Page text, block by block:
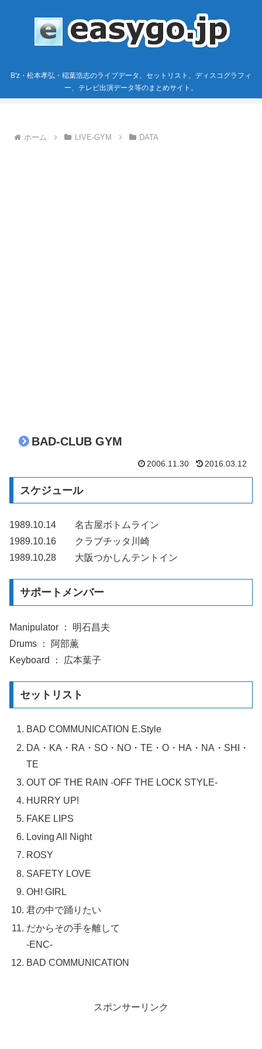
B'z・松本孝弘・稲葉浩志のライブデータ、セットリスト、ディスコグラフィ
ー、テレビ出演データ等のまとめサイト。
ホーム LIVE-GYM DATA
BAD-CLUB GYM
2006.11.30 2016.03.12
スケジュール
1989.10.14 名古屋ボトムライン
1989.10.16 クラブチッタ川崎
1989.10.28 大阪つかしんテントイン
サポートメンバー
Manipulator ： 明石昌夫
Drums ： 阿部薫
Keyboard ： 広本葉子
セットリスト
BAD COMMUNICATION E.Style
DA・KA・RA・SO・NO・TE・O・HA・NA・SHI・
TE
OUT OF THE RAIN -OFF THE LOCK STYLE-
HURRY UP!
FAKE LIPS
Loving All Night
ROSY
SAFETY LOVE
OH! GIRL
君の中で踊りたい
だからその手を離して
-ENC-
BAD COMMUNICATION
スポンサーリンク